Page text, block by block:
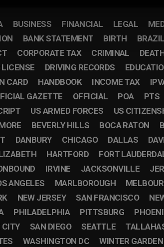
BUSINESS FINANCIAL LEGAL
BANK STATEMENT BIRTH
CORPORATE TAX CRIMINAL
LICENSE DRIVING RECORDS
CARD HANDBOOK INCOME TAX
GAZETTE OFFICIAL POA PTS
US ARMED FORCES US
BEVERLY HILLS BOCA RATON
DANBURY CHICAGO DALLAS
HARTFORD FORT
IRVINE JACKSONVILLE
ANGELES MARLBOROUGH
NEW JERSEY SAN FRANCISCO
PHILADELPHIA PITTSBURG
CITY SAN DIEGO SEATTLE
WASHINGTON DC WINTER GARDEN